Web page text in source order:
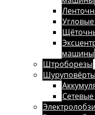
машины
Штроборезы
Шуруповёрты